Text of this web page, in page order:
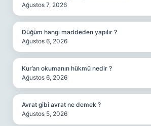
Ağustos 7, 2026
Düğüm hangi maddeden yapılır ?
Ağustos 6, 2026
Kur’an okumanın hükmü nedir ?
Ağustos 6, 2026
Avrat gibi avrat ne demek ?
Ağustos 5, 2026